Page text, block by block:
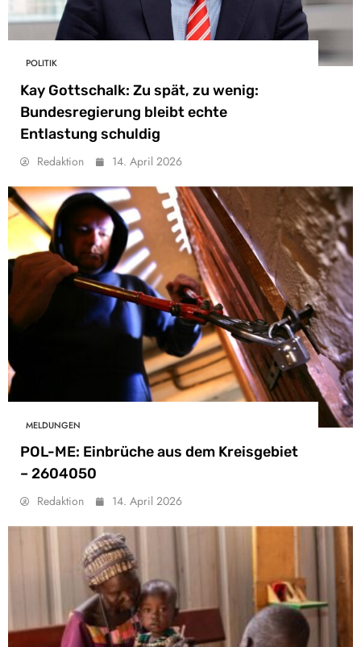
POLITIK
Kay Gottschalk: Zu spät, zu wenig:
Bundesregierung bleibt echte
Entlastung schuldig
Redaktion 14. April 2026
MELDUNGEN
POL-ME: Einbrüche aus dem Kreisgebiet
– 2604050
Redaktion 14. April 2026